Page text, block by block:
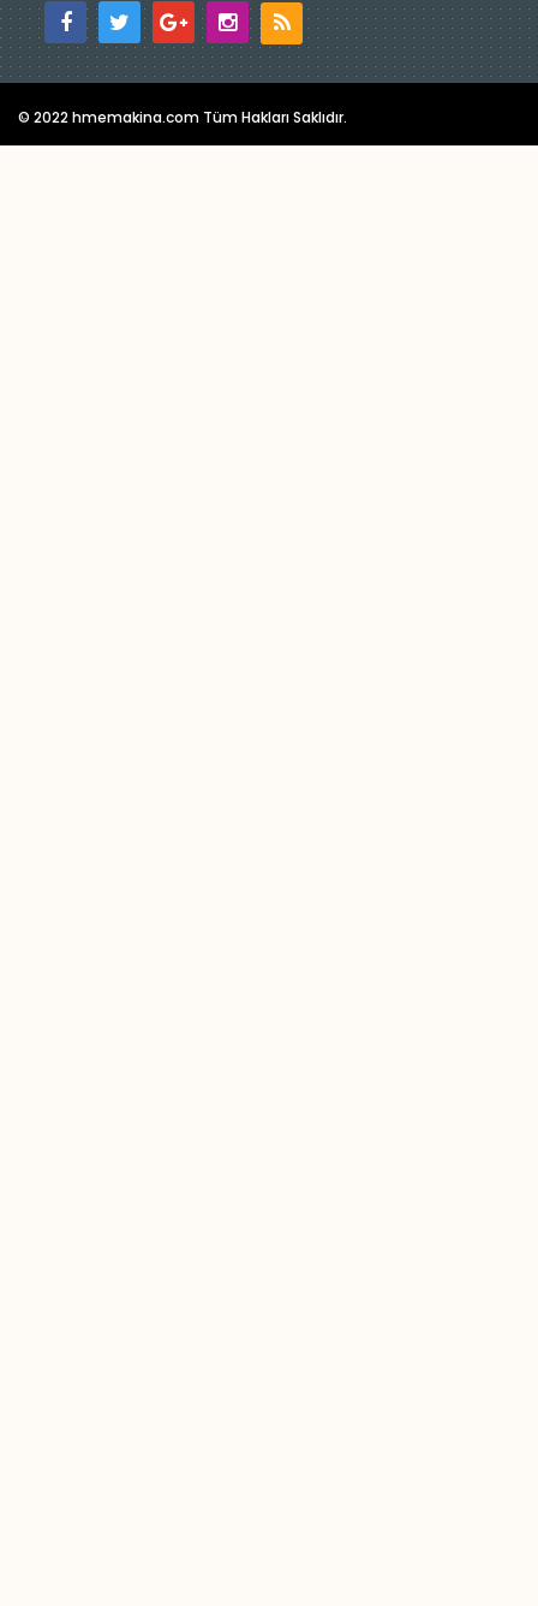
© 2022 hmemakina.com Tüm Hakları Saklıdır.